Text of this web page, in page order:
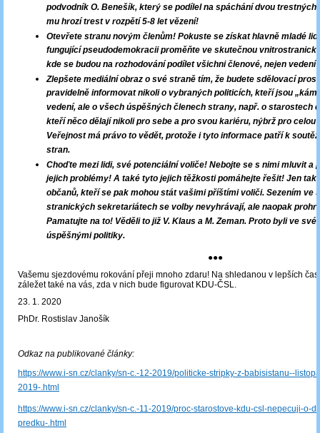
podvodník O. Benešík, který se podílel na spáchání dvou trestných
mu hrozí trest v rozpětí 5-8 let vězení!
Otevřete stranu novým členům! Pokuste se získat hlavně mladé
fungující pseudodemokracii proměňte ve skutečnou
kde se budou na rozhodování podílet všichni členové, nejen vedení
Zlepšete mediální obraz o své straně tím, že budete sdělovací
pravidelně informovat nikoli o vybraných politicích, kteří jsou
vedení, ale o všech úspěšných členech strany, např. o starostech
kteří něco dělají nikoli pro sebe a pro svou kariéru, nýbrž pro celou
Veřejnost má právo to vědět, protože i tyto informace patří k
stran.
Choďte mezi lidi, své potenciální voliče! Nebojte se s nimi mluvit a
jejich problémy! A také tyto jejich těžkosti pomáhejte řešit! Jen tak
občanů, kteří se pak mohou stát vašimi příštími voliči. Sezením ve
stranických sekretariátech se volby nevyhrávají, ale naopak
Pamatujte na to! Věděli to již V. Klaus a M. Zeman. Proto byli ve své
úspěšnými politiky.
●●●
Vašemu sjezdovému rokování přeji mnoho zdaru! Na shledanou v lepších
záležet také na vás, zda v nich bude figurovat KDU-ČSL.
23. 1. 2020
PhDr. Rostislav Janošík
Odkaz na publikované články:
https://www.i-sn.cz/clanky/sn-c.-12-2019/politicke-stripky-z-babisistanu--
2019-.html
https://www.i-sn.cz/clanky/sn-c.-11-2019/proc-starostove-kdu-csl-nepecuji-o-
predku-.html